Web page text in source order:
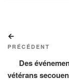
de
l’article
précédent
PRÉCÉDENT
Des
vétérans